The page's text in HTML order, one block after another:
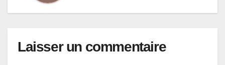
Laisser un commentaire